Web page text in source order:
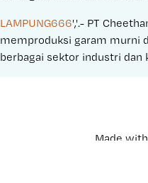
LAMPUNG666','.- PT
memproduksi garam murni
berbagai sektor industri dan
Made with